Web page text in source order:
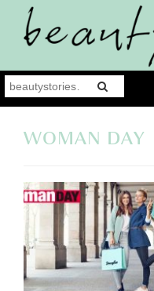
WOMAN DAY